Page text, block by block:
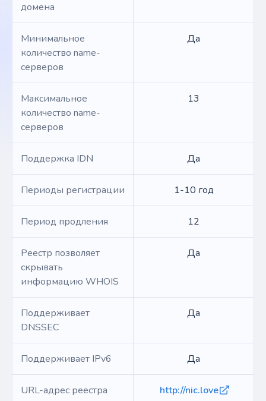
домена
Минимальное
количество name-
серверов
Да
Максимальное
количество name-
серверов
13
Поддержка IDN Да
Периоды регистрации 1-10 год
Период продления 12
Реестр позволяет
скрывать
информацию WHOIS
Да
Поддерживает
DNSSEC
Да
Поддерживает IPv6 Да
URL-адрес реестра http://nic.love